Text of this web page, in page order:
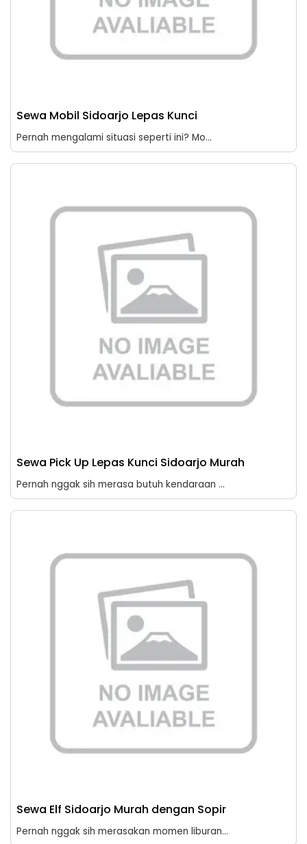
Sewa Mobil Sidoarjo Lepas Kunci
Pernah mengalami situasi seperti ini? Mo...
Sewa Pick Up Lepas Kunci Sidoarjo Murah
Pernah nggak sih merasa butuh kendaraan ...
Sewa Elf Sidoarjo Murah dengan Sopir
Pernah nggak sih merasakan momen liburan...